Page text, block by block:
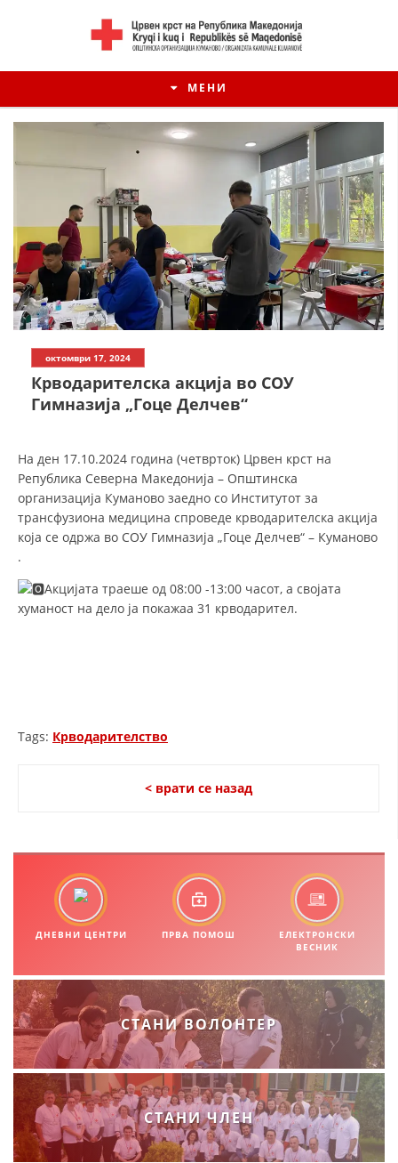
МЕНИ
ИСТОРИЈАТ НА ЦКРМ
ИСТОРИЈАТ НА ДВИЖЕЊЕТО
СТРУКТУРА И ОРГАНИЗАЦИОНА ПОСТАВЕНОСТ – ОПШТИНСКА
ОРГАНИЗАЦИЈА КУМАНОВО
ЗАКОН ЗА ЦКРМ
ДИСЕМИНАЦИЈА
УПОТРЕБА И ЗАШТИТА НА АМБЛЕМОТ
СОЦИЈАЛНО ХУМАНИТАРНА ДЕЈНОСТ
ПОДГОТВЕНОСТ И ДЕЈСТВО ПРИ КАТАСТРОФИ
ТИМ ЗА ОДГОВОР ПРИ КАТАСТРОФИ ПРИ ООЦК КУМАНОВО
ОДНОСИ СО ЈАВНОСТ
ИСТРАЖУВАЊЕ НА ЈАВНО МИСЛЕЊЕ
МЕЃУНАРОДНА СОРАБОТКА
октомври 17, 2024
Крводарителска акција во СОУ
Гимназија „Гоце Делчев“
На ден 17.10.2024 година (четврток) Црвен крст на
Република Северна Македонија – Општинска
организација Куманово заедно со Институтот за
трансфузиона медицина спроведе крводарителска акција
која се одржа во СОУ Гимназија „Гоце Делчев“ – Куманово
.
Акцијата траеше од 08:00 -13:00 часот, а својата
хуманост на дело ја покажаa 31 крводарител.
Tags: Крводарителство
< врати се назад
ДНЕВНИ ЦЕНТРИ ПРВА ПОМОШ
ЕЛЕКТРОНСКИ
ВЕСНИК
СТАНИ ВОЛОНТЕР
СТАНИ ЧЛЕН